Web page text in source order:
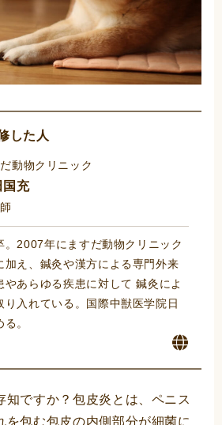
した人
動物クリニック
国充
。2007年にますだ動物クリニック
加え、鍼灸や漢方による専門外来
やあらゆる疾患に対して 鍼灸によ
り入れている。国際中獣医学院日
。
知ですか？包皮炎とは、ペニス
を包む包皮の内側部分が細菌に